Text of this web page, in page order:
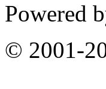
Powered
© 2001-